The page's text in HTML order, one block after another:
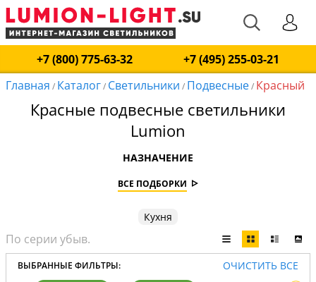
+7 (800) 775-63-32
+7 (495) 255-03-21
Главная / Каталог/ Светильники / Подвесные/ Красный
Красные подвесные светильники
Lumion
НАЗНАЧЕНИЕ
ВСЕ ПОДБОРКИ
Кухня
ВЫБРАННЫЕ ФИЛЬТРЫ: ОЧИСТИТЬ ВСЕ